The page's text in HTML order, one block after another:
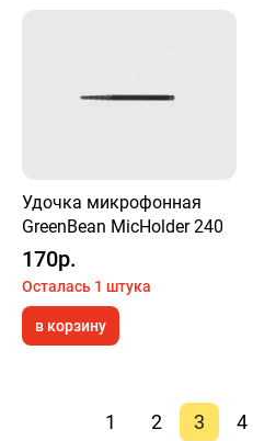
Удочка микрофонная
GreenBean MicHolder 240
170р.
Осталась 1 штука
в корзину
1 2 3 4